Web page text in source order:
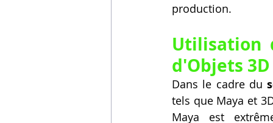
production.
Utilisation
d'Objets
Dans le cadre du
tels que Maya et
Maya est